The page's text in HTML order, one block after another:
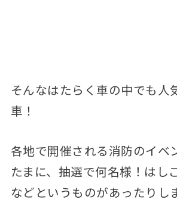
そんなはたらく車の中でも人
車！
各地で開催される消防のイベ
たまに、抽選で何名様！はし
などというものがあったりし